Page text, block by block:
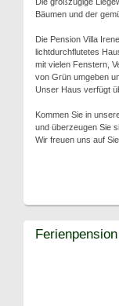
Bäumen und der
Die Pension Villa
lichtdurchflutetes
mit vielen Fenstern,
von Grün umgeben
Unser Haus verfügt
Kommen Sie in
und überzeugen Sie
Wir freuen uns auf